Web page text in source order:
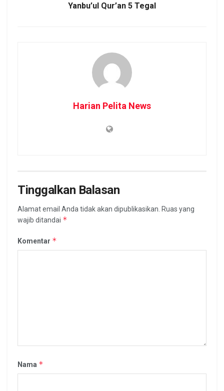
Yanbu’ul Qur’an 5 Tegal
Harian Pelita News
Tinggalkan Balasan
Alamat email Anda tidak akan dipublikasikan. Ruas yang
wajib ditandai *
Komentar *
Nama *